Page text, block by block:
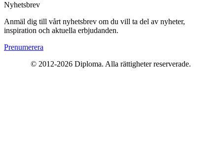
Nyhetsbrev
Anmäl dig till vårt nyhetsbrev om du vill ta del av nyheter,
inspiration och aktuella erbjudanden.
Prenumerera
© 2012-2026 Diploma. Alla rättigheter reserverade.